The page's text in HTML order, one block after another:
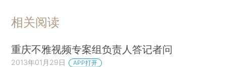
相关阅读
重庆不雅视频专案组负责人答记者问
2013年01月29日 APP打开